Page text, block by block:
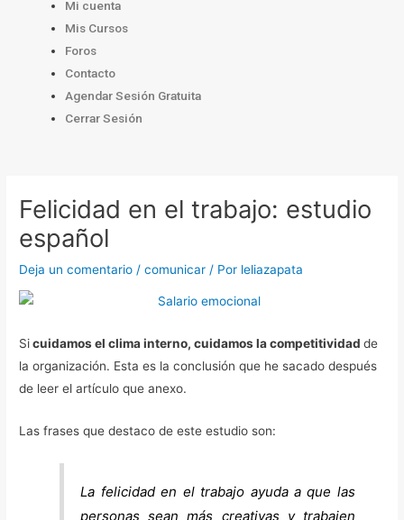
Mi cuenta
Mis Cursos
Foros
Contacto
Agendar Sesión Gratuita
Cerrar Sesión
Felicidad en el trabajo: estudio
español
Deja un comentario /comunicar / Por leliazapata
Sicuidamos el clima interno, cuidamos la competitividadde
la organización. Esta es la conclusión que he sacado después
de leer el artículo que anexo.
Las frases que destaco de este estudio son:
La felicidad en el trabajo ayuda a que las
personas sean más creativas y trabajen
entradas